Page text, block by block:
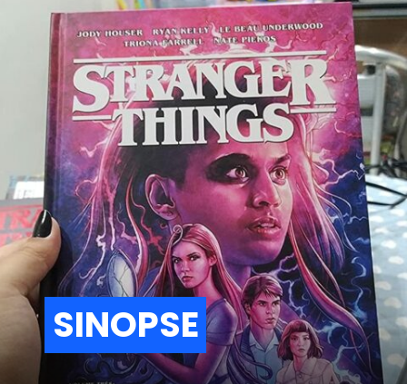
SINOPSE
SINOPSE